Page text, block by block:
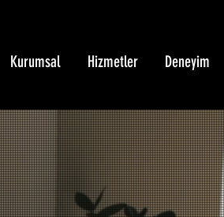
Kurumsal Hizmetler Deneyim